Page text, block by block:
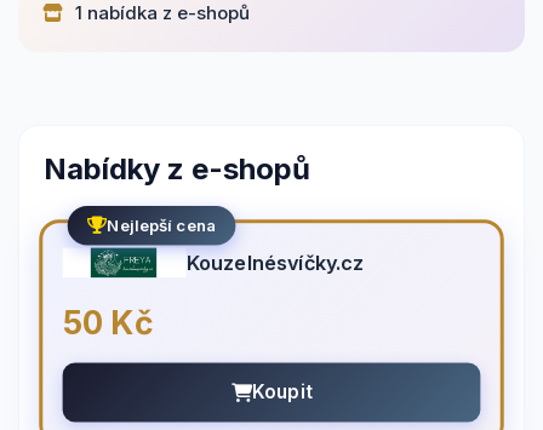
1 nabídka z e-shopů
Nabídky z e-shopů
Nejlepší cena
Kouzelnésvíčky.cz
50 Kč
Koupit